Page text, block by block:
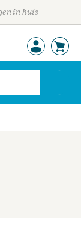
in huis